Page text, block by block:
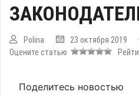
Polina 23 октября 2019
Оцените статью
Поделитесь новостью